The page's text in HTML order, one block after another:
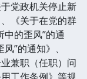
党政机关停止新
《关于在党的群
的歪风”的通
”的通知》、
兼职（任职）问